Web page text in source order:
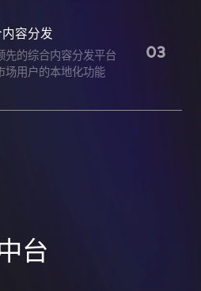
内容分发
先的综合内容分发平台
场用户的本地化功能
03
台
台